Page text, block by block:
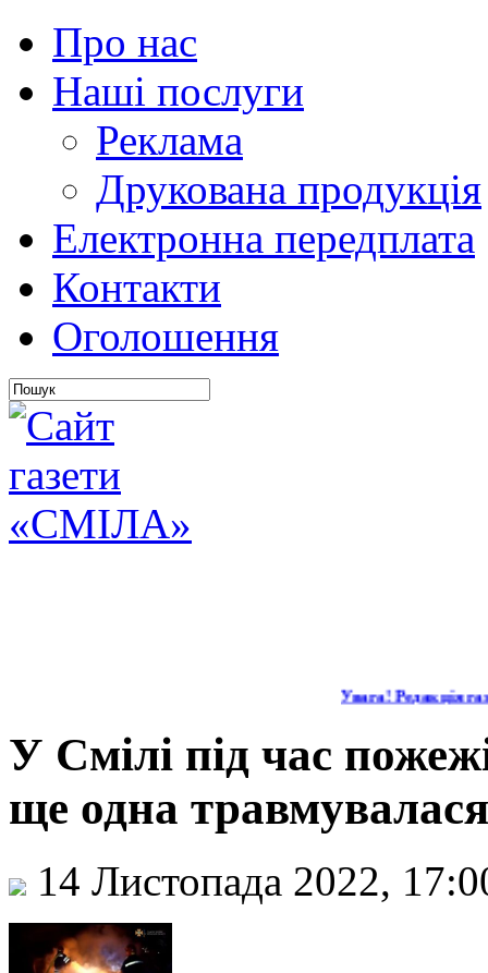
Про нас
Наші послуги
Реклама
Друкована продукція
Електронна передплата
Контакти
Оголошення
Увага! Редакція
У Смілі під час
ще одна травмувалася
14 Листопада 2022,